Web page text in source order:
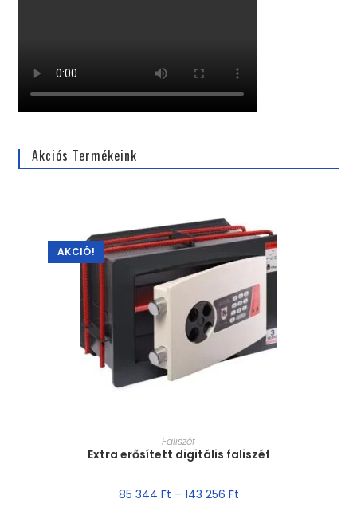
Akciós Termékeink
AKCIÓ!
MÉRET VÁLASZTÁSA
Faliszéf
Extra erősített digitális faliszéf
85 344 Ft – 143 256 Ft